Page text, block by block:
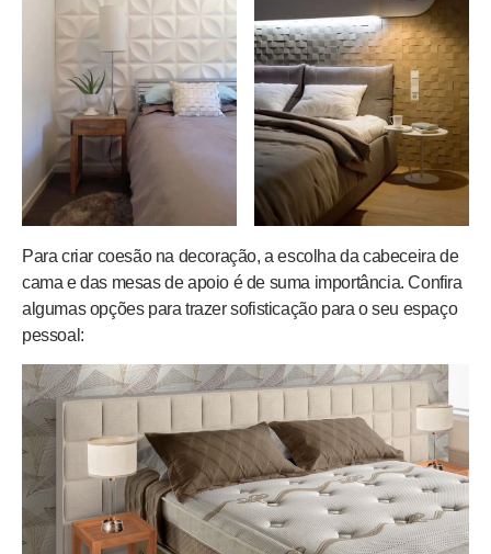
Para criar coesão na decoração, a escolha da cabeceira de
cama e das mesas de apoio é de suma importância. Confira
algumas opções para trazer sofisticação para o seu espaço
pessoal: